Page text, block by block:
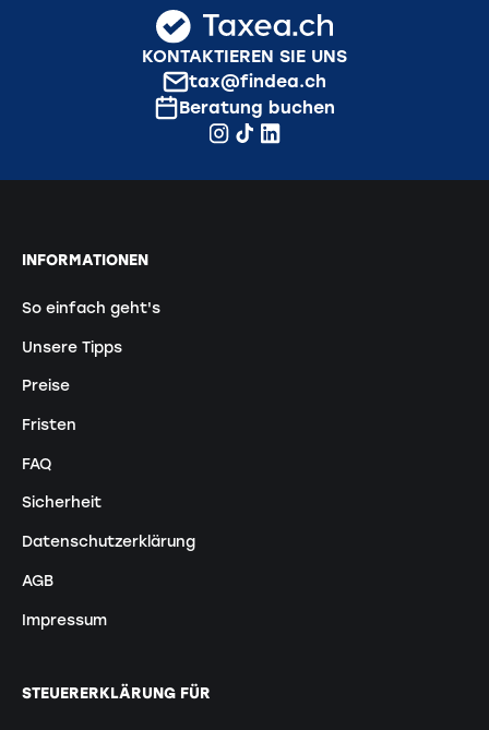
KONTAKTIEREN SIE UNS
tax@findea.ch
Beratung buchen
INFORMATIONEN
So einfach geht's
Unsere Tipps
Preise
Fristen
FAQ
Sicherheit
Datenschutzerklärung
AGB
Impressum
STEUERERKLÄRUNG FÜR